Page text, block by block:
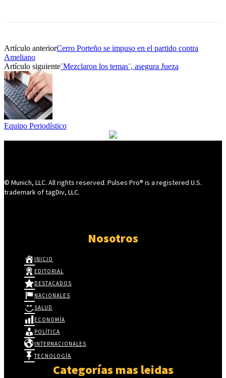
Artículo anteriorCerro Porteño se impuso en el partido contra
Ameliano
Artículo siguiente¨Mezclaron los temas¨, asegura Jueza
Equipo Periodístico
© Munich, LLC. All rights reserved. Pulses Pro® is a registered U.S.
trademark of tagDiv, LLC.
Nosotros
INICIO
EDITORIAL
DESTACADOS
NACIONALES
SALUD
ECONOMÍA
POLÍTICA
INTERNACIONALES
TECNOLOGÍA
Categorías mas leidas